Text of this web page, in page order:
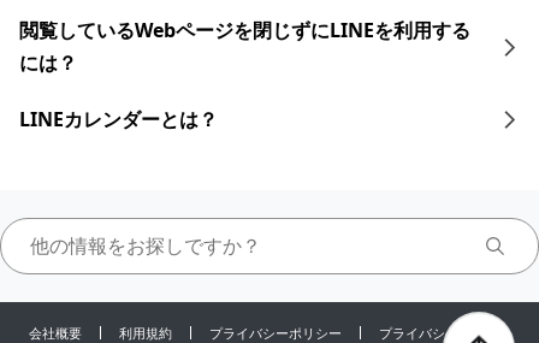
閲覧しているWebページを閉じずにLINEを利用する
には？
LINEカレンダーとは？
会社概要 利用規約 プライバシーポリシー プライバシーセンター